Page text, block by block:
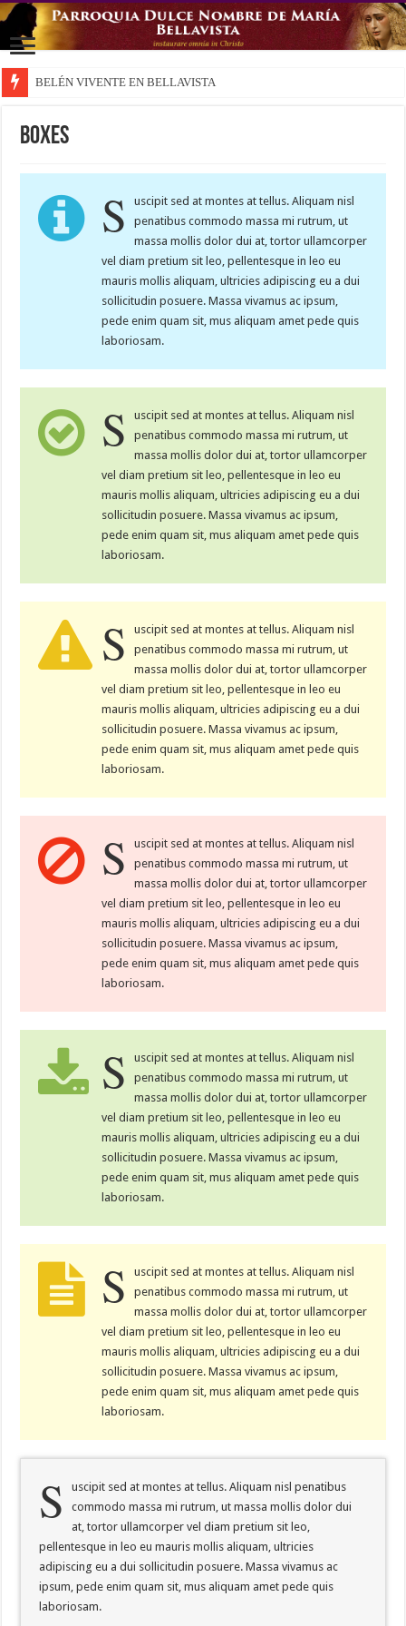
BELÉN VIVENTE EN BELLAVISTA
Boxes
S
uscipit sed at montes at tellus. Aliquam nisl
penatibus commodo massa mi rutrum, ut
massa mollis dolor dui at, tortor ullamcorper
vel diam pretium sit leo, pellentesque in leo eu
mauris mollis aliquam, ultricies adipiscing eu a dui
sollicitudin posuere. Massa vivamus ac ipsum,
pede enim quam sit, mus aliquam amet pede quis
laboriosam.
S
uscipit sed at montes at tellus. Aliquam nisl
penatibus commodo massa mi rutrum, ut
massa mollis dolor dui at, tortor ullamcorper
vel diam pretium sit leo, pellentesque in leo eu
mauris mollis aliquam, ultricies adipiscing eu a dui
sollicitudin posuere. Massa vivamus ac ipsum,
pede enim quam sit, mus aliquam amet pede quis
laboriosam.
S
uscipit sed at montes at tellus. Aliquam nisl
penatibus commodo massa mi rutrum, ut
massa mollis dolor dui at, tortor ullamcorper
vel diam pretium sit leo, pellentesque in leo eu
mauris mollis aliquam, ultricies adipiscing eu a dui
sollicitudin posuere. Massa vivamus ac ipsum,
pede enim quam sit, mus aliquam amet pede quis
laboriosam.
S
uscipit sed at montes at tellus. Aliquam nisl
penatibus commodo massa mi rutrum, ut
massa mollis dolor dui at, tortor ullamcorper
vel diam pretium sit leo, pellentesque in leo eu
mauris mollis aliquam, ultricies adipiscing eu a dui
sollicitudin posuere. Massa vivamus ac ipsum,
pede enim quam sit, mus aliquam amet pede quis
laboriosam.
S
uscipit sed at montes at tellus. Aliquam nisl
penatibus commodo massa mi rutrum, ut
massa mollis dolor dui at, tortor ullamcorper
vel diam pretium sit leo, pellentesque in leo eu
mauris mollis aliquam, ultricies adipiscing eu a dui
sollicitudin posuere. Massa vivamus ac ipsum,
pede enim quam sit, mus aliquam amet pede quis
laboriosam.
S
uscipit sed at montes at tellus. Aliquam nisl
penatibus commodo massa mi rutrum, ut
massa mollis dolor dui at, tortor ullamcorper
vel diam pretium sit leo, pellentesque in leo eu
mauris mollis aliquam, ultricies adipiscing eu a dui
sollicitudin posuere. Massa vivamus ac ipsum,
pede enim quam sit, mus aliquam amet pede quis
laboriosam.
S
uscipit sed at montes at tellus. Aliquam nisl penatibus
commodo massa mi rutrum, ut massa mollis dolor dui
at, tortor ullamcorper vel diam pretium sit leo,
pellentesque in leo eu mauris mollis aliquam, ultricies
adipiscing eu a dui sollicitudin posuere. Massa vivamus ac
ipsum, pede enim quam sit, mus aliquam amet pede quis
laboriosam.